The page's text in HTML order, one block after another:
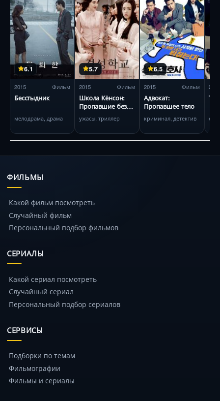
6.1
2015 Фильм
Бесстыдник
мелодрама, драма
5.7
2015 Фильм
Школа Кёнсон:
Пропавшие без
ужасы, триллер
6.5
2015 Фильм
Адвокат:
Пропавшее тело
криминал, детектив
2015
ФИЛЬМЫ
Какой фильм посмотреть
Случайный фильм
Персональный подбор фильмов
СЕРИАЛЫ
Какой сериал посмотреть
Случайный сериал
Персональный подбор сериалов
СЕРВИСЫ
Подборки по темам
Фильмографии
Фильмы и сериалы